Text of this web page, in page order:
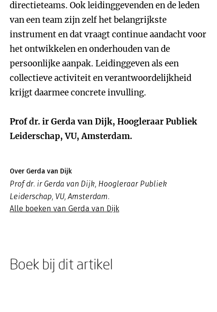
directieteams. Ook leidinggevenden en de leden
van een team zijn zelf het belangrijkste
instrument en dat vraagt continue aandacht voor
het ontwikkelen en onderhouden van de
persoonlijke aanpak. Leidinggeven als een
collectieve activiteit en verantwoordelijkheid
krijgt daarmee concrete invulling.
Prof dr. ir Gerda van Dijk, Hoogleraar Publiek
Leiderschap, VU, Amsterdam.
Over Gerda van Dijk
Prof dr. ir Gerda van Dijk, Hoogleraar Publiek
Leiderschap, VU, Amsterdam.
Alle boeken van Gerda van Dijk
Boek bij dit artikel